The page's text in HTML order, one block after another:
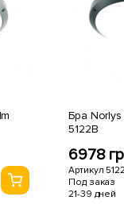
Бра
5122B
6978
Артикул
Под заказ
21-39 дней